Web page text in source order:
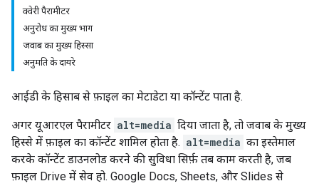
क्वेरी पैरामीटर
अनुरोध का मुख्य भाग
जवाब का मुख्य हिस्सा
अनुमति के दायरे
आईडी के हिसाब से फ़ाइल का मेटाडेटा या कॉन्टेंट पाता है.
अगर यूआरएल पैरामीटर alt=media दिया जाता है, तो जवाब के मुख्य
हिस्से में फ़ाइल का कॉन्टेंट शामिल होता है. alt=media का इस्तेमाल
करके कॉन्टेंट डाउनलोड करने की सुविधा सिर्फ़ तब काम करती है, जब
फ़ाइल Drive में सेव हो. Google Docs, Sheets, और Slides से